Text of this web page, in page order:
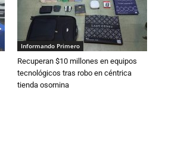
Informando Primero
Recuperan $10 millones en equipos
tecnológicos tras robo en céntrica
tienda osornina